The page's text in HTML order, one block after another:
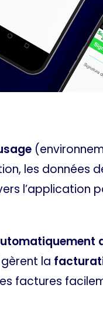
les données
l’application
la
factures